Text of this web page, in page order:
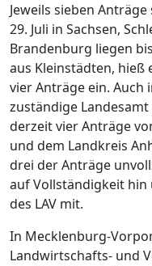
Jeweils sieben
29. Juli in Sachsen,
Brandenburg liegen
aus Kleinstädten, hieß
vier Anträge ein. Auch
zuständige
derzeit vier Anträge
und dem Landkreis
drei der Anträge
auf Vollständigkeit
des LAV mit.
In Mecklenburg-
Landwirtschafts- und